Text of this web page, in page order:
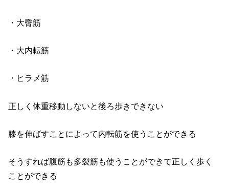
・大臀筋
・大内転筋
・ヒラメ筋
正しく体重移動しないと後ろ歩きできない
膝を伸ばすことによって内転筋を使うことができる
そうすれば腹筋も多裂筋も使うことができて正しく歩く
ことができる